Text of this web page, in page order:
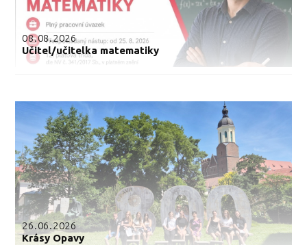
08.08.2026
Učitel/učitelka matematiky
26.06.2026
Krásy Opavy